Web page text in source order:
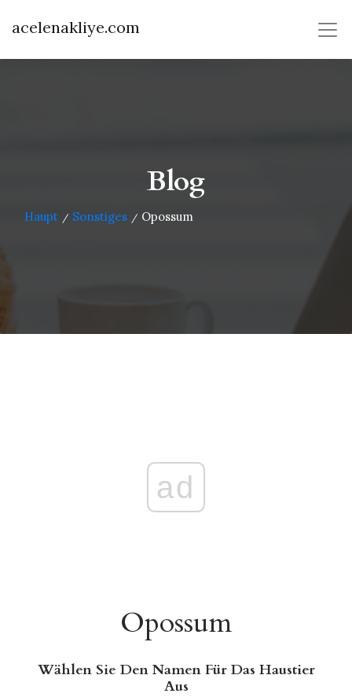
acelenakliye.com
Blog
Haupt / Sonstiges / Opossum
ad
Opossum
Wählen Sie Den Namen Für Das Haustier
Aus